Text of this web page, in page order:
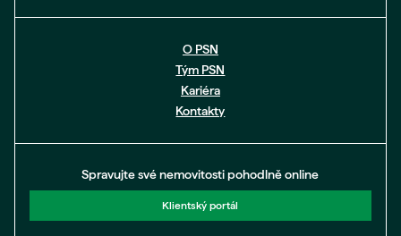
O PSN
Tým PSN
Kariéra
Kontakty
Spravujte své nemovitosti pohodlně online
Klientský portál